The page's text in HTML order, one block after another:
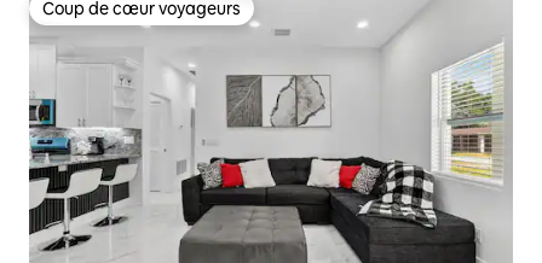
Coup de cœur voyageurs
Coup de cœur voyageurs